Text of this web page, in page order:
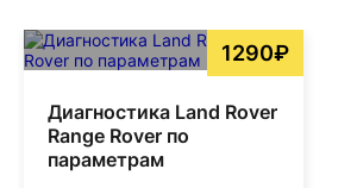
1290₽
Диагностика Land Rover
Range Rover по
параметрам